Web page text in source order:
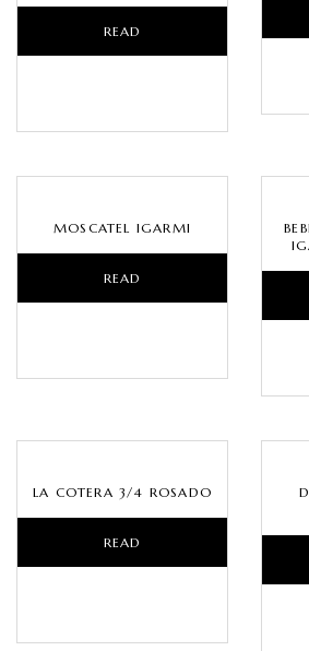
READ
MOSCATEL IGARMI
READ
LA COTERA 3/4 ROSADO
READ